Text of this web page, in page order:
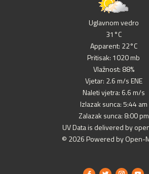
Uglavnom vedro
31°C
Apparent: 22°C
Pritisak: 1020 mb
Vlažnost: 88%
Vjetar: 2.6 m/s ENE
Naleti vjetra: 6.6 m/s
Izlazak sunca: 5:44 am
Zalazak sunca: 8:00 pm
UV Data is delivered by
© 2026 Powered by Open-